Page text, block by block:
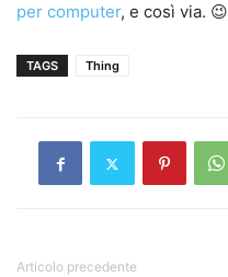
per computer, e così via. 😉
TAGS Thing
Articolo precedente